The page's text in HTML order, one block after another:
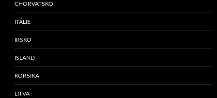
CHORVATSKO
ITÁLIE
IRSKO
ISLAND
KORSIKA
LITVA